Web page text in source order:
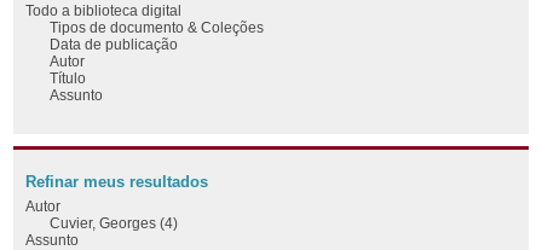
Todo a biblioteca digital
Tipos de documento & Coleções
Data de publicação
Autor
Título
Assunto
Refinar meus resultados
Autor
Cuvier, Georges (4)
Assunto